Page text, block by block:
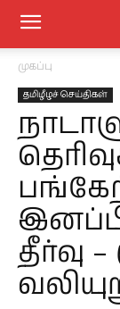
முகப்பு
தமிழீழச் செய்திகள்
தீர்வு